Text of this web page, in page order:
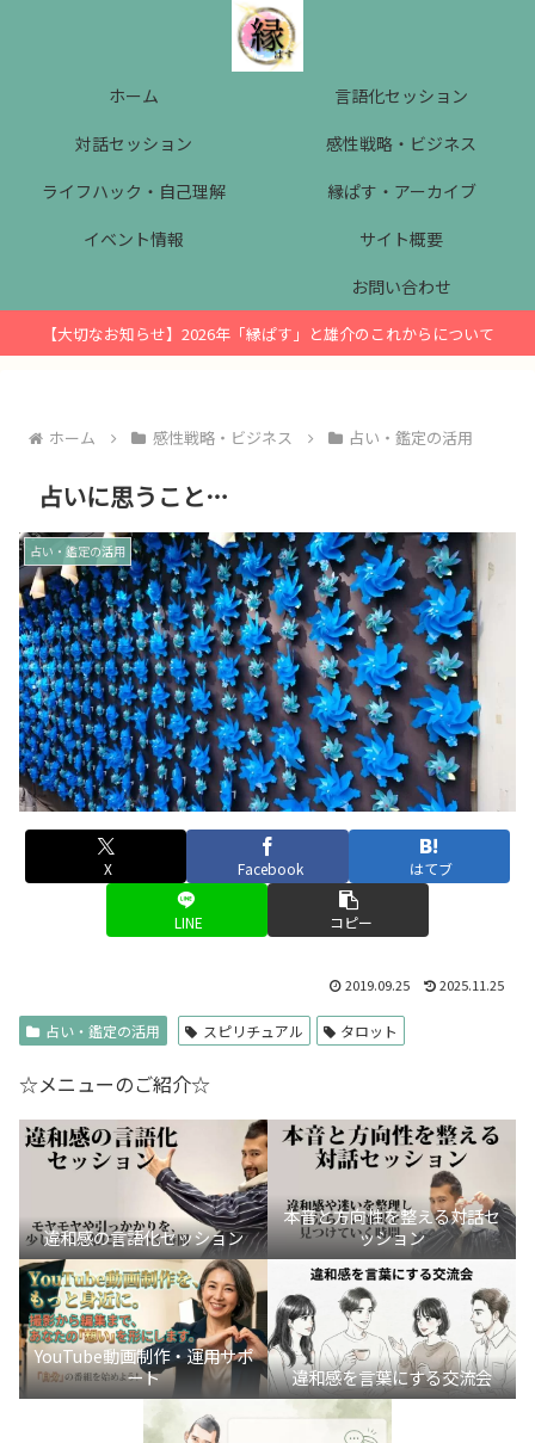
ホーム
言語化セッション
対話セッション
感性戦略・ビジネス
ライフハック・自己理解
縁ぱす・アーカイブ
イベント情報
サイト概要
お問い合わせ
【大切なお知らせ】2026年「縁ぱす」と雄介のこれからについて
ホーム 感性戦略・ビジネス 占い・鑑定の活用
占いに思うこと…
占い・鑑定の活用
X Facebook はてブ
LINE コピー
2019.09.25 2025.11.25
占い・鑑定の活用 スピリチュアル タロット
☆メニューのご紹介☆
違和感の言語化セッション
本音と方向性を整える対話セ
ッション
YouTube動画制作・運用サポ
ート
違和感を言葉にする交流会